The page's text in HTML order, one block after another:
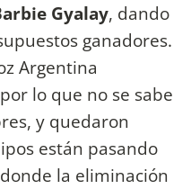
Gyalay, dando
ganadores.
Argentina
lo que no se sabe
y quedaron
están pasando
la eliminación